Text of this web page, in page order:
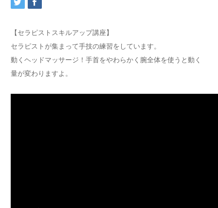
【セラピストスキルアップ講座】
セラピストが集まって手技の練習をしています。
動くヘッドマッサージ！手首をやわらかく腕全体を使うと動く
量が変わりますよ。